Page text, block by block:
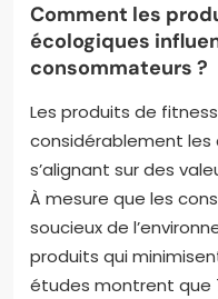
Comment les
écologiques
consommateurs ?
Les produits de
considérablement les
s’alignant sur des
À mesure que les
soucieux de
produits qui
études montrent que